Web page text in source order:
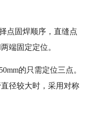
点固焊顺序，直缝点
端固定定位。
的只需定位三点。
径较大时，采用对称